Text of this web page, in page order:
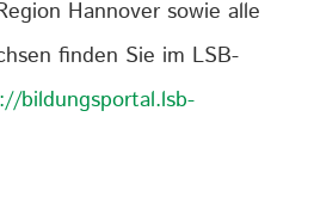
Hannover sowie alle
finden Sie im LSB-
bildungsportal.lsb-